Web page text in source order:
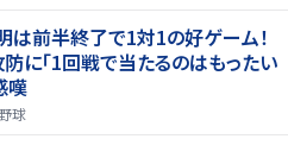
は前半終了で1対1の好ゲーム！
に「1回戦で当たるのはもったい
嘆
野球